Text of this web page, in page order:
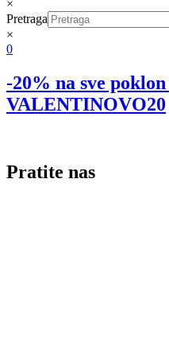
×
Pretraga
×
0
-20% na sve
VALENTINOVO20
Pratite nas